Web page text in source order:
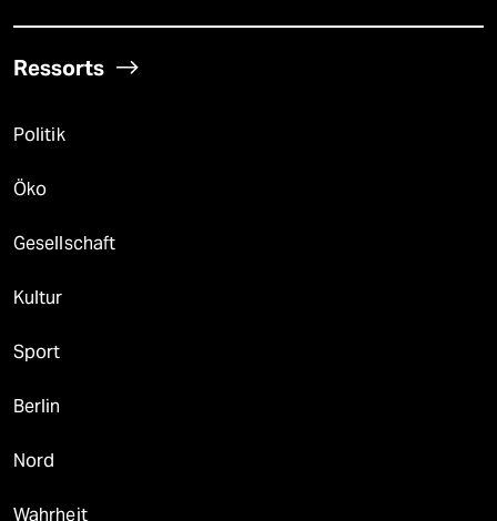
Ressorts
Politik
Öko
Gesellschaft
Kultur
Sport
Berlin
Nord
Wahrheit